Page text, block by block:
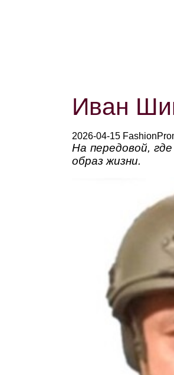
Иван
2026-04-15
На передовой,
образ жизни.